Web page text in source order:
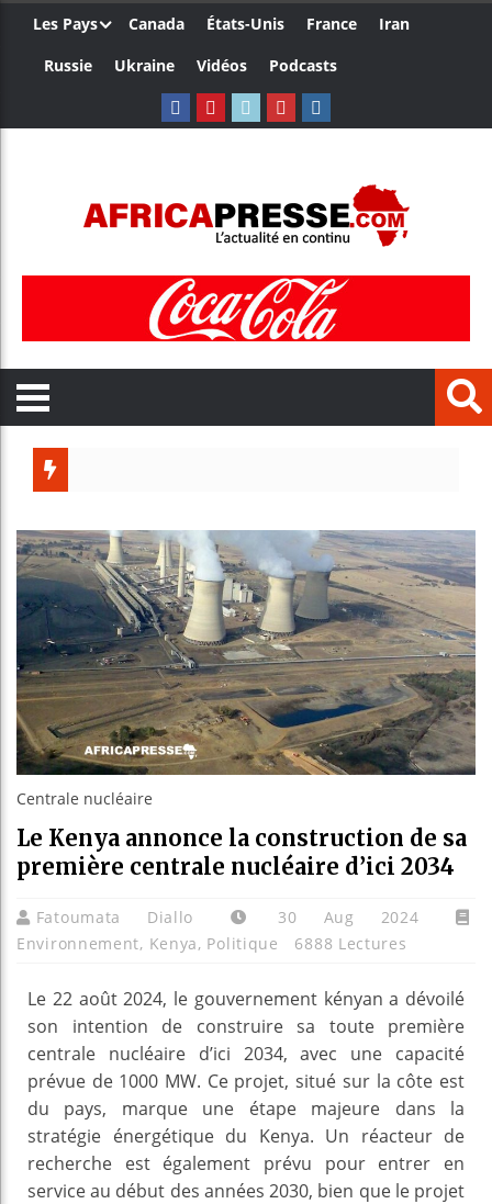
Les Pays Canada États-Unis France
Iran
Russie
Ukraine Vidéos Podcasts
Côte
Tunisie
Centrale nucléaire
Le Kenya annonce la construction de sa
première centrale nucléaire d’ici 2034
Fatoumata Diallo
30 Aug 2024
Environnement, Kenya, Politique 6888 Lectures
Le 22 août 2024, le gouvernement kényan a dévoilé
son intention de construire sa toute première
centrale nucléaire d’ici 2034, avec une capacité
prévue de 1000 MW. Ce projet, situé sur la côte est
du pays, marque une étape majeure dans la
stratégie énergétique du Kenya. Un réacteur de
recherche est également prévu pour entrer en
service au début des années 2030, bien que le projet